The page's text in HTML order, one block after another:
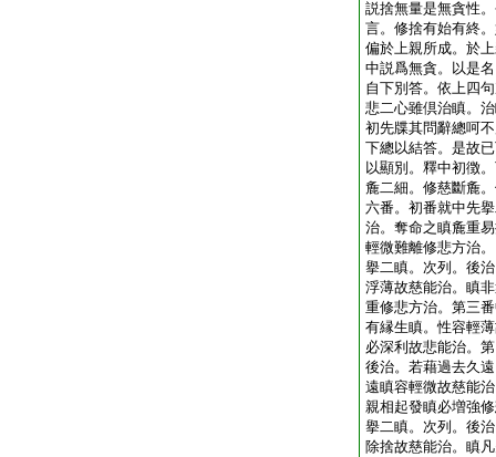
説捨無量是無貪性
言。修捨有始有終
偏於上親所成。於
中説爲無貪。以是
自下別答。依上四
悲二心雖倶治瞋。
初先牒其問辭總呵
下總以結答。是故
以顯別。釋中初徴
麁二細。修慈斷麁
六番。初番就中先
治。奪命之瞋麁重
輕微難離修悲方治
擧二瞋。次列。後
浮薄故慈能治。瞋
重修悲方治。第三
有縁生瞋。性容輕
必深利故悲能治。
後治。若藉過去久
遠瞋容輕微故慈能
親相起發瞋必増強
擧二瞋。次列。後
除捨故慈能治。瞋